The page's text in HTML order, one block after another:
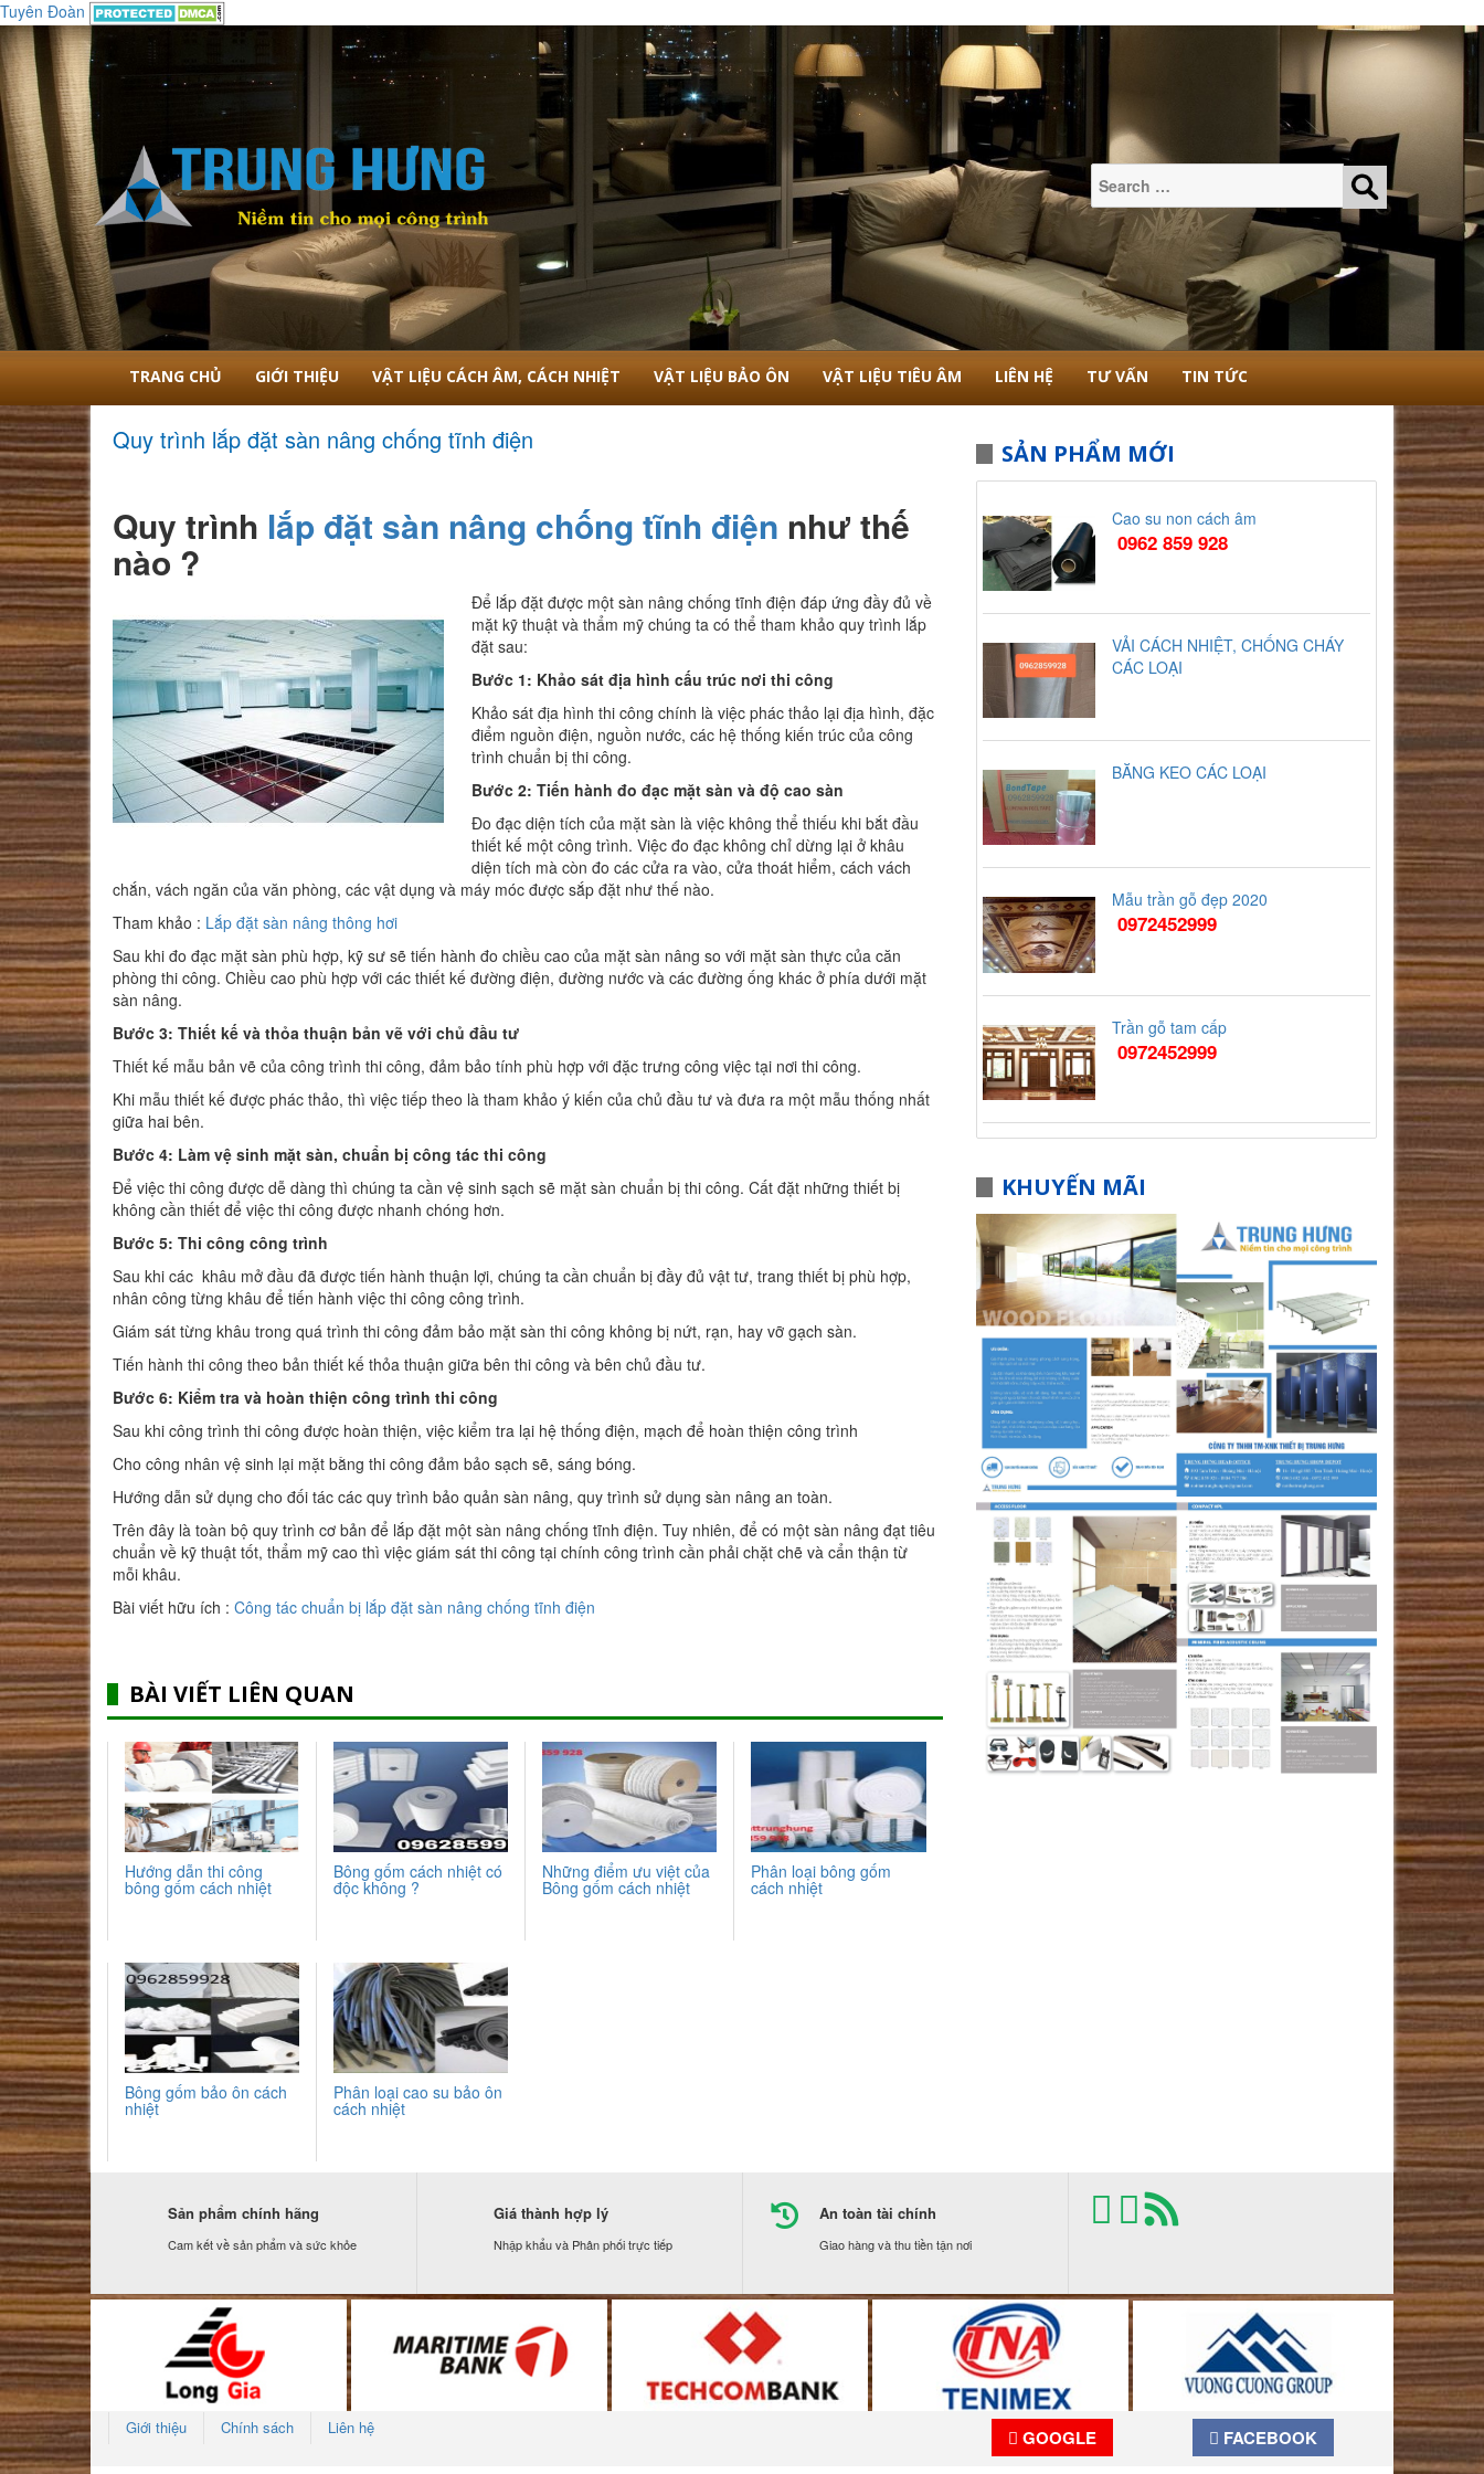
Tuyên Đoàn
Nội Thất Cao Cấp Trung Hưng
Tìm
kiếm:
TRANG CHỦ GIỚI THIỆU VẬT LIỆU CÁCH ÂM, CÁCH NHIỆT VẬT LIỆU BẢO ÔN VẬT LIỆU TIÊU ÂM LIÊN HỆ TƯ VẤN TIN TỨC
Quy trình lắp đặt sàn nâng chống tĩnh điện
Quy trình lắp đặt sàn nâng chống tĩnh điện như thế
nào ?
Để lắp đặt được một sàn nâng chống tĩnh điện đáp ứng đầy đủ về
mặt kỹ thuật và thẩm mỹ chúng ta có thể tham khảo quy trình lắp
đặt sau:
Bước 1: Khảo sát địa hình cấu trúc nơi thi công
Khảo sát địa hình thi công chính là việc phác thảo lại địa hình, đặc
điểm nguồn điện, nguồn nước, các hệ thống kiến trúc của công
trình chuẩn bị thi công.
Bước 2: Tiến hành đo đạc mặt sàn và độ cao sàn
Đo đạc diện tích của mặt sàn là việc không thể thiếu khi bắt đầu
thiết kế một công trình. Việc đo đạc không chỉ dừng lại ở khâu
diện tích mà còn đo các cửa ra vào, cửa thoát hiểm, cách vách
chắn, vách ngăn của văn phòng, các vật dụng và máy móc được sắp đặt như thế nào.
Tham khảo : Lắp đặt sàn nâng thông hơi
Sau khi đo đạc mặt sàn phù hợp, kỹ sư sẽ tiến hành đo chiều cao của mặt sàn nâng so với mặt sàn thực của căn
phòng thi công. Chiều cao phù hợp với các thiết kế đường điện, đường nước và các đường ống khác ở phía dưới mặt
sàn nâng.
Bước 3: Thiết kế và thỏa thuận bản vẽ với chủ đầu tư
Thiết kế mẫu bản vẽ của công trình thi công, đảm bảo tính phù hợp với đặc trưng công việc tại nơi thi công.
Khi mẫu thiết kế được phác thảo, thì việc tiếp theo là tham khảo ý kiến của chủ đầu tư và đưa ra một mẫu thống nhất
giữa hai bên.
Bước 4: Làm vệ sinh mặt sàn, chuẩn bị công tác thi công
Để việc thi công được dễ dàng thì chúng ta cần vệ sinh sạch sẽ mặt sàn chuẩn bị thi công. Cất đặt những thiết bị
không cần thiết để việc thi công được nhanh chóng hơn.
Bước 5: Thi công công trình
Sau khi các khâu mở đầu đã được tiến hành thuận lợi, chúng ta cần chuẩn bị đầy đủ vật tư, trang thiết bị phù hợp,
nhân công từng khâu để tiến hành việc thi công công trình.
Giám sát từng khâu trong quá trình thi công đảm bảo mặt sàn thi công không bị nứt, rạn, hay vỡ gạch sàn.
Tiến hành thi công theo bản thiết kế thỏa thuận giữa bên thi công và bên chủ đầu tư.
Bước 6: Kiểm tra và hoàn thiện công trình thi công
Sau khi công trình thi công được hoàn thiện, việc kiểm tra lại hệ thống điện, mạch để hoàn thiện công trình
Cho công nhân vệ sinh lại mặt bằng thi công đảm bảo sạch sẽ, sáng bóng.
Hướng dẫn sử dụng cho đối tác các quy trình bảo quản sàn nâng, quy trình sử dụng sàn nâng an toàn.
Trên đây là toàn bộ quy trình cơ bản để lắp đặt một sàn nâng chống tĩnh điện. Tuy nhiên, để có một sàn nâng đạt tiêu
chuẩn về kỹ thuật tốt, thẩm mỹ cao thì việc giám sát thi công tại chính công trình cần phải chặt chẽ và cẩn thận từ
mỗi khâu.
Bài viết hữu ích : Công tác chuẩn bị lắp đặt sàn nâng chống tĩnh điện
BÀI VIẾT LIÊN QUAN
Hướng dẫn thi công
bông gốm cách nhiệt
Bông gốm cách nhiệt có
độc không ?
Những điểm ưu việt của
Bông gốm cách nhiệt
Phân loại bông gốm
cách nhiệt
Bông gốm bảo ôn cách
nhiệt
Phân loại cao su bảo ôn
cách nhiệt
SẢN PHẨM MỚI
Cao su non cách âm
0962 859 928
VẢI CÁCH NHIỆT, CHỐNG CHÁY
CÁC LOẠI
BĂNG KEO CÁC LOẠI
Mẫu trần gỗ đẹp 2020
0972452999
Trần gỗ tam cấp
0972452999
KHUYẾN MÃI
Sản phẩm chính hãng
Cam kết về sản phẩm và sức khỏe
Giá thành hợp lý
Nhập khẩu và Phân phối trực tiếp
An toàn tài chính
Giao hàng và thu tiền tận nơi
Giới thiệu Chính sách Liên hệ GOOGLE FACEBOOK